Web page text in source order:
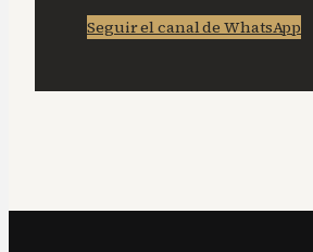
Seguir el canal de WhatsApp